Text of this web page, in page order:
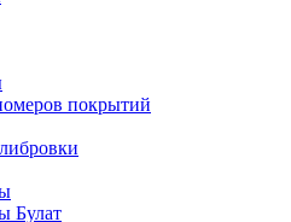
покрытий
Булат